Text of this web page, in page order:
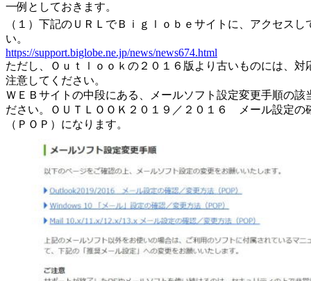
一例としておきます。
（１）下記のＵＲＬでＢｉｇｌｏｂｅサイトに、アクセスし
い。
https://support.biglobe.ne.jp/news/news674.html
ただし、Ｏｕｔｌｏｏｋの２０１６版より古いものには、対
注意してください。
ＷＥＢサイトの中段にある、メールソフト設定変更手順の該
ださい。ＯＵＴＬＯＯＫ２０１９／２０１６ メール設定の
（ＰＯＰ）になります。